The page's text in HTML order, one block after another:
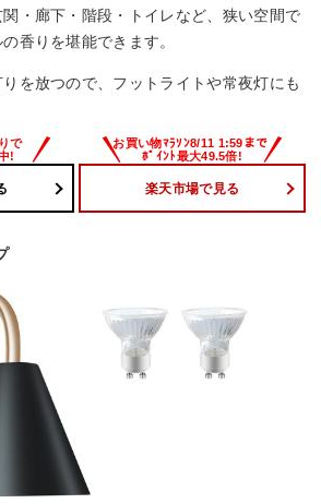
・廊下・階段・トイレなど、狭い空間で
香りを堪能できます。
を放つので、フットライトや常夜灯にも
楽天市場で見る